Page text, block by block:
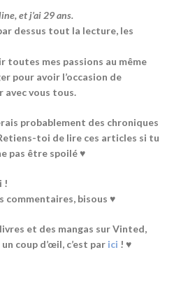
et j’ai 29 ans.
dessus tout la lecture, les
toutes mes passions au même
pour avoir l’occasion de
avec vous tous.
probablement des chroniques
toi de lire ces articles si tu
pas être spoilé ♥
!
commentaires, bisous ♥
et des mangas sur Vinted,
coup d’œil, c’est par ici ! ♥